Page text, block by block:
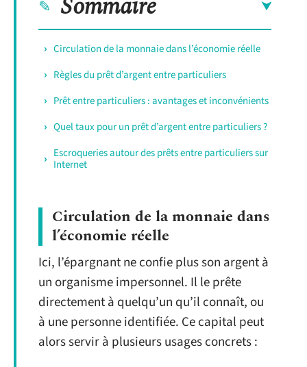
Circulation de la monnaie dans l’économie réelle
Règles du prêt d’argent entre particuliers
Prêt entre particuliers : avantages et inconvénients
Quel taux pour un prêt d’argent entre particuliers ?
Escroqueries autour des prêts entre particuliers sur
Internet
Circulation de la monnaie dans
l’économie réelle
Ici, l’épargnant ne confie plus son argent à
un organisme impersonnel. Il le prête
directement à quelqu’un qu’il connaît, ou
à une personne identifiée. Ce capital peut
alors servir à plusieurs usages concrets :